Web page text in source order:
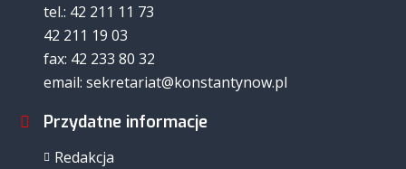
tel.: 42 211 11 73
42 211 19 03
fax: 42 233 80 32
email: sekretariat@konstantynow.pl
Przydatne informacje
Redakcja